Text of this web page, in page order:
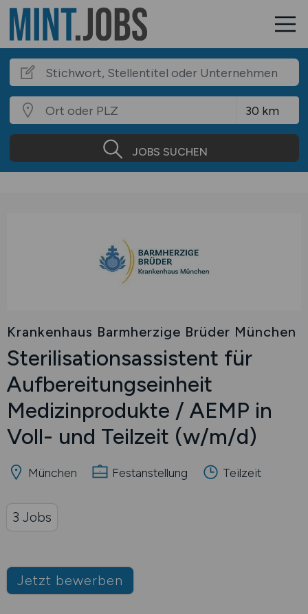
JOBS SUCHEN
Krankenhaus Barmherzige Brüder München
Sterilisationsassistent für
Aufbereitungseinheit
Medizinprodukte / AEMP in
Voll- und Teilzeit (w/m/d)
München Festanstellung Teilzeit
Jetzt bewerben
3 Jobs